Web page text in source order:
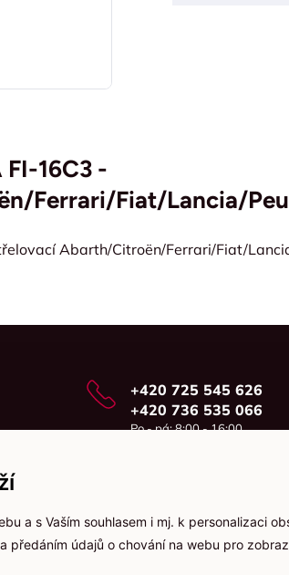
FI-16C3 -
Ferrari/Fiat/Lancia/
Abarth/Citroën/Ferrari/Fiat/
+420 725 545 626
+420 736 535 066
Po - pá: 8:00 - 16:00
a s Vaším souhlasem i mj. k personalizaci
předáním údajů o chování na webu pro